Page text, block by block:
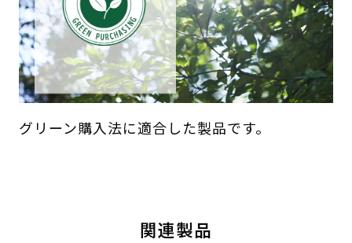
グリーン購入法に適合した製品です。
関連製品